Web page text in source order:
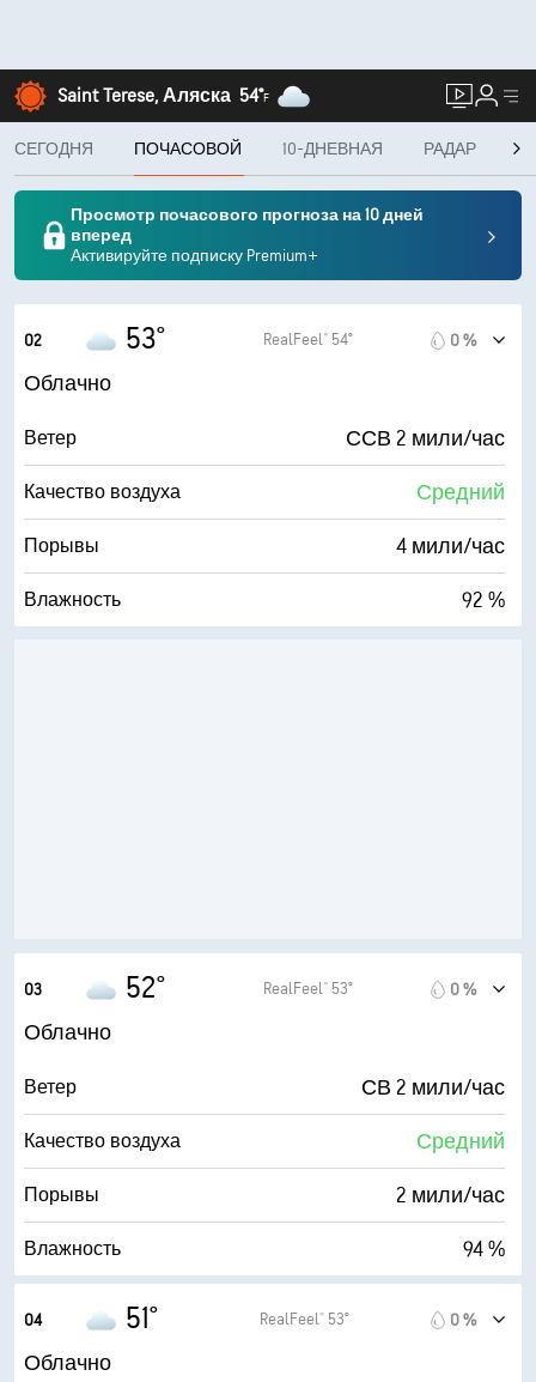
Saint Terese, Аляска 54°F
СЕГОДНЯ ПОЧАСОВОЙ 10-ДНЕВНАЯ РАДАР
Просмотр почасового прогноза на 10 дней
вперед
Активируйте подписку Premium+
02 53° RealFeel® 54° 0 %
Облачно
Ветер ССВ 2 мили/час
Качество воздуха Средний
Порывы 4 мили/час
Влажность 92 %
03 52° RealFeel® 53° 0 %
Облачно
Ветер СВ 2 мили/час
Качество воздуха Средний
Порывы 2 мили/час
Влажность 94 %
AccuLumen Brightness Index™
04 51° RealFeel® 53° 0 %
Облачно